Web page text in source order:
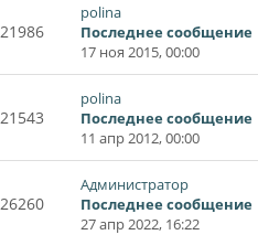
21986
polina
Последнее сообщение
17 ноя 2015, 00:00
21543
polina
Последнее сообщение
11 апр 2012, 00:00
26260
Администратор
Последнее сообщение
27 апр 2022, 16:22